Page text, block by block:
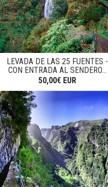
LEVADA DE LAS 25 FUENTES -
CON ENTRADA AL SENDERO...
50,00€ EUR